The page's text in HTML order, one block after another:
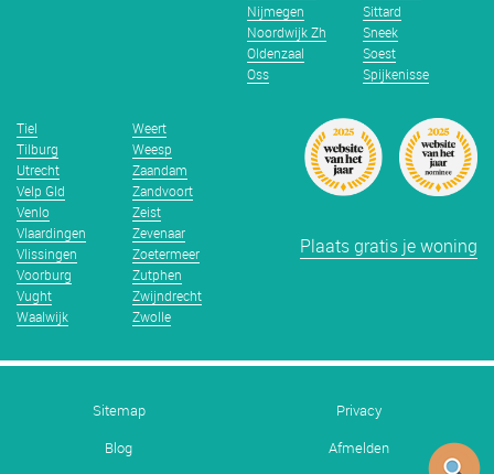
Nijmegen
Noordwijk Zh
Oldenzaal
Oss
Sittard
Sneek
Soest
Spijkenisse
Tiel
Tilburg
Utrecht
Velp Gld
Venlo
Vlaardingen
Vlissingen
Voorburg
Vught
Waalwijk
Weert
Weesp
Zaandam
Zandvoort
Zeist
Zevenaar
Zoetermeer
Zutphen
Zwijndrecht
Zwolle
Plaats gratis je woning
Sitemap
Privacy
Blog
Afmelden